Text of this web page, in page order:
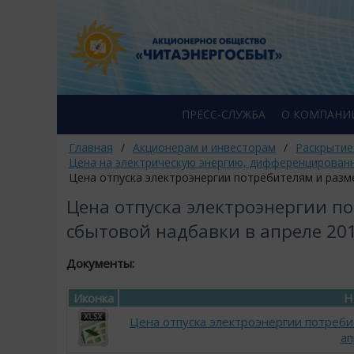
ПРЕСС-СЛУЖБА О
Главная / Акционерам и инвесторам /
Цена на электрическую энергию,
Цена отпуска электроэнергии потребителям и
Цена отпуска электроэнергии
сбытовой надбавки в апреле
Документы:
Иконка
Цена отпуска электроэнергии